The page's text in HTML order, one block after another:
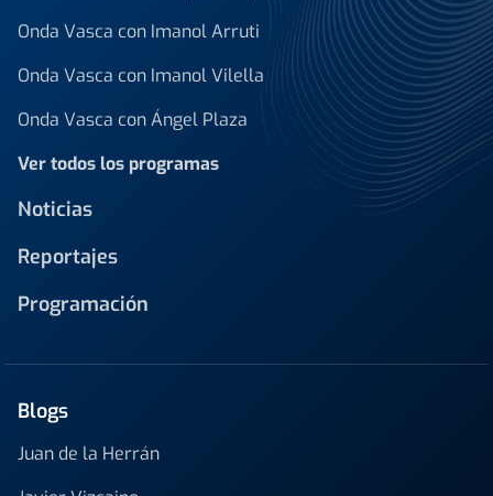
Onda Vasca con Imanol Arruti
Onda Vasca con Imanol Vilella
Onda Vasca con Ángel Plaza
Ver todos los programas
Noticias
Reportajes
Programación
Blogs
Juan de la Herrán